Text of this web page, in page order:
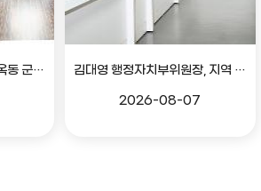
공진혁 의회운영위원장, 옥동 군부대 이전지 양동마을 주민지원사업 점검
김대영 행정자치부위원장, 지역 현안 의견 청취 간담회
2026-08-07